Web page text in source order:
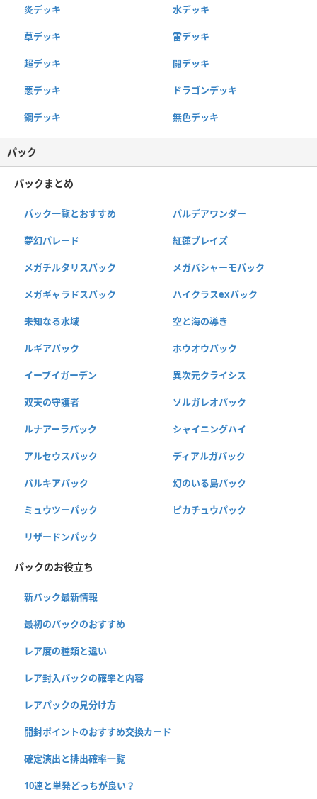
炎デッキ 水デッキ
草デッキ 雷デッキ
超デッキ 闘デッキ
悪デッキ ドラゴンデッキ
鋼デッキ 無色デッキ
パック
パックまとめ
パック一覧とおすすめ パルデアワンダー
夢幻パレード 紅蓮ブレイズ
メガチルタリスパック メガバシャーモパック
メガギャラドスパック ハイクラスexパック
未知なる水域 空と海の導き
ルギアパック ホウオウパック
イーブイガーデン 異次元クライシス
双天の守護者 ソルガレオパック
ルナアーラパック シャイニングハイ
アルセウスパック ディアルガパック
パルキアパック 幻のいる島パック
ミュウツーパック ピカチュウパック
リザードンパック
パックのお役立ち
新パック最新情報
最初のパックのおすすめ
レア度の種類と違い
レア封入パックの確率と内容
レアパックの見分け方
開封ポイントのおすすめ交換カード
確定演出と排出確率一覧
10連と単発どっちが良い？